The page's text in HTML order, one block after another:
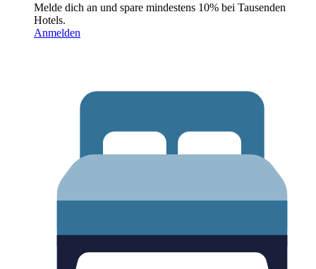
Melde dich an und spare mindestens 10% bei Tausenden
Hotels.
Anmelden